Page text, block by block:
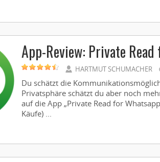
App-Review: Private
HARTMUT SCHUMACHER
Du schätzt die
Privatsphäre schätzt du aber noch
auf die App „Private Read for
Käufe) ...